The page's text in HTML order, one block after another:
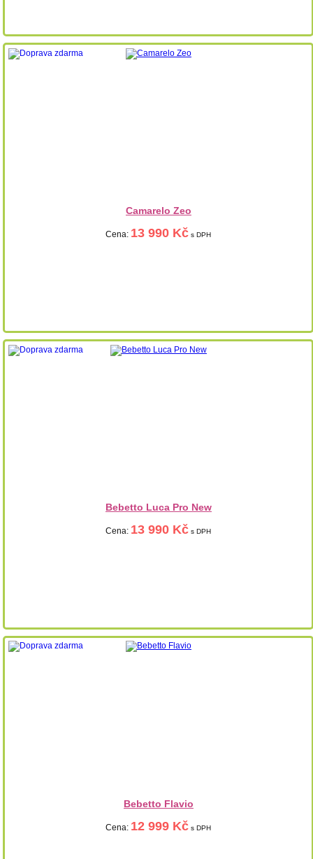
Camarelo Zeo
Cena: 13 990 Kč s DPH
Bebetto Luca Pro New
Cena: 13 990 Kč s DPH
Bebetto Flavio
Cena: 12 999 Kč s DPH